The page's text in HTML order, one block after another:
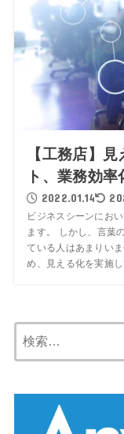
【工務店】
ト、業務効
2022.01.14
ビジネスシーンにお
ます。 しかし、言葉
ている人はあまりい
め、見える化を実施